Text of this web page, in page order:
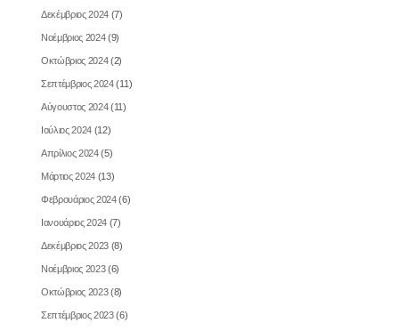
Δεκέμβριος 2024 (7)
Νοέμβριος 2024(9)
Οκτώβριος 2024(2)
Σεπτέμβριος 2024(11)
Αύγουστος 2024(11)
Ιούλιος 2024 (12)
Απρίλιος 2024(5)
Μάρτιος 2024 (13)
Φεβρουάριος 2024(6)
Ιανουάριος 2024 (7)
Δεκέμβριος 2023 (8)
Νοέμβριος 2023(6)
Οκτώβριος 2023(8)
Σεπτέμβριος 2023(6)